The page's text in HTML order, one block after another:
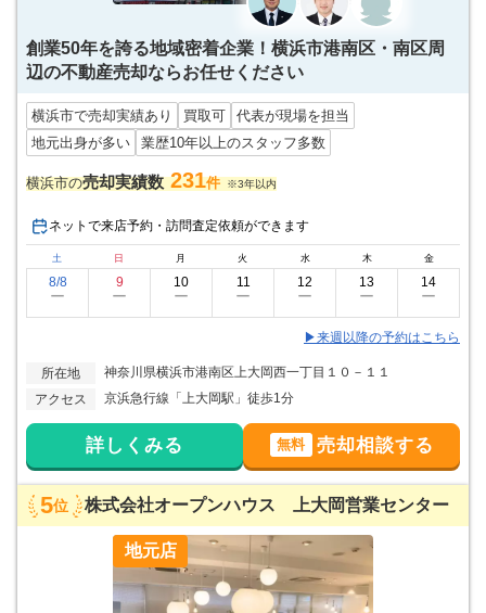
創業50年を誇る地域密着企業！横浜市港南区・南区周
辺の不動産売却ならお任せください
横浜市で売却実績あり 買取可
代表が現場を担当
地元出身が多い
業歴10年以上のスタッフ多数
横浜市の売却実績数 231件 ※3年以内
ネットで来店予約・訪問査定依頼ができます
土 日 月 火 水 木 金
8/8
ー
9
ー
10
ー
11
ー
12
ー
13
ー
14
ー
▶来週以降の予約はこちら
所在地
神奈川県横浜市港南区上大岡西一丁目１０－１１
アクセス
京浜急行線「上大岡駅」徒歩1分
詳しくみる 無料 売却相談する
5位 株式会社オープンハウス 上大岡営業センター
地元店